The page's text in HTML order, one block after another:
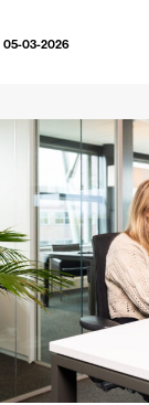
05-03-2026